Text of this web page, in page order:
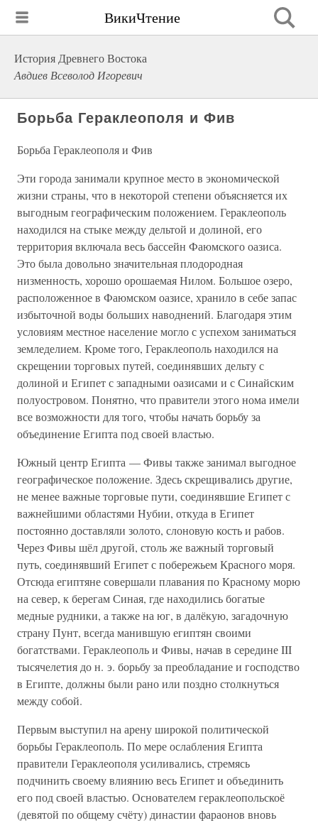
ВикиЧтение
История Древнего Востока
Авдиев Всеволод Игоревич
Борьба Гераклеополя и Фив
Борьба Гераклеополя и Фив
Эти города занимали крупное место в экономической
жизни страны, что в некоторой степени объясняется их
выгодным географическим положением. Гераклеополь
находился на стыке между дельтой и долиной, его
территория включала весь бассейн Фаюмского оазиса.
Это была довольно значительная плодородная
низменность, хорошо орошаемая Нилом. Большое озеро,
расположенное в Фаюмском оазисе, хранило в себе запас
избыточной воды больших наводнений. Благодаря этим
условиям местное население могло с успехом заниматься
земледелием. Кроме того, Гераклеополь находился на
скрещении торговых путей, соединявших дельту с
долиной и Египет с западными оазисами и с Синайским
полуостровом. Понятно, что правители этого нома имели
все возможности для того, чтобы начать борьбу за
объединение Египта под своей властью.
Южный центр Египта — Фивы также занимал выгодное
географическое положение. Здесь скрещивались другие,
не менее важные торговые пути, соединявшие Египет с
важнейшими областями Нубии, откуда в Египет
постоянно доставляли золото, слоновую кость и рабов.
Через Фивы шёл другой, столь же важный торговый
путь, соединявший Египет с побережьем Красного моря.
Отсюда египтяне совершали плавания по Красному морю
на север, к берегам Синая, где находились богатые
медные рудники, а также на юг, в далёкую, загадочную
страну Пунт, всегда манившую египтян своими
богатствами. Гераклеополь и Фивы, начав в середине III
тысячелетия до н. э. борьбу за преобладание и господство
в Египте, должны были рано или поздно столкнуться
между собой.
Первым выступил на арену широкой политической
борьбы Гераклеополь. По мере ослабления Египта
правители Гераклеополя усиливались, стремясь
подчинить своему влиянию весь Египет и объединить
его под своей властью. Основателем гераклеопольскоё
(девятой по общему счёту) династии фараонов вновь